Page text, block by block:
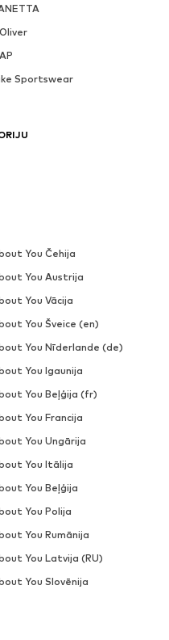
Sportswear
You Čehija
You Austrija
You Vācija
You Šveice (en)
You Nīderlande (de)
You Igaunija
You Beļģija (fr)
You Francija
You Ungārija
You Itālija
You Beļģija
You Polija
You Rumānija
You Latvija (RU)
You Slovēnija